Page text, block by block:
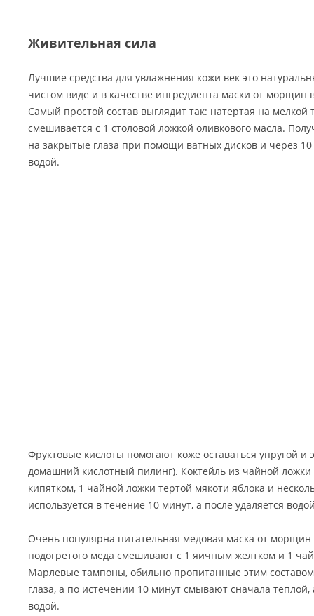
Живительная сила
Лучшие средства для увлажнения кожи век это
чистом виде и в качестве ингредиента маски от морщин
Самый простой состав выглядит так: натертая на
смешивается с 1 столовой ложкой оливкового масла.
на закрытые глаза при помощи ватных дисков и через
водой.
Фруктовые кислоты помогают коже оставаться упругой и
домашний кислотный пилинг). Коктейль из чайной
кипятком, 1 чайной ложки тертой мякоти яблока и
используется в течение 10 минут, а после удаляется
Очень популярна питательная медовая маска от морщин
подогретого меда смешивают с 1 яичным желтком и 1
Марлевые тампоны, обильно пропитанные этим
глаза, а по истечении 10 минут смывают сначала
водой.